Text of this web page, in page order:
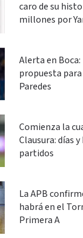
caro de su
millones por
Alerta en
propuesta
Paredes
Comienza la
Clausura: días
partidos
La APB
habrá en el
Primera A